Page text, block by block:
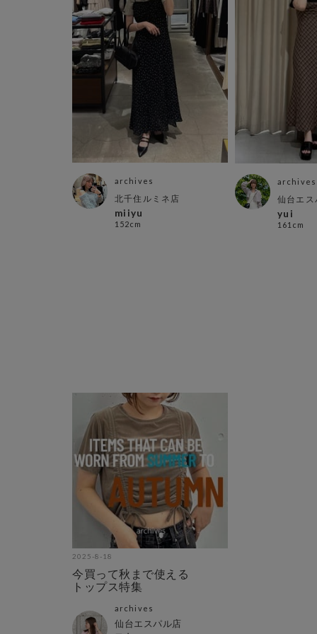
archives
北千住ルミネ店
miiyu
152cm
archives
仙台エス
yui
161cm
2025-8-18
今買って秋まで使える
トップス特集
archives
仙台エスパル店